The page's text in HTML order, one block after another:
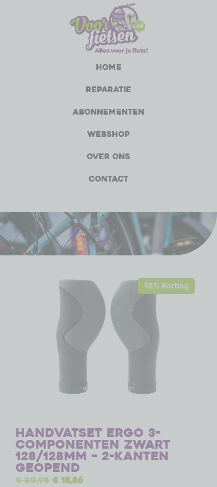
Home
Reparatie
Abonnementen
Webshop
Over ons
Contact
10% Korting
Handvatset Ergo 3-
componenten Zwart
128/128mm – 2-kanten
geopend
€20,95 €18,86